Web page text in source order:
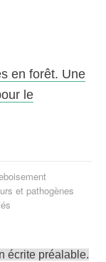
en forêt. Une
le
et pathogènes
écrite préalable.